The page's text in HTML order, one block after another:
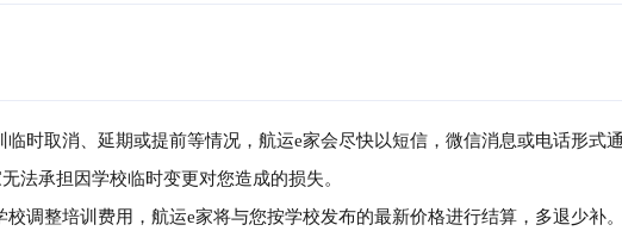
时取消、延期或提前等情况，航运e家会尽快以短信，微信消息或电话形式
法承担因学校临时变更对您造成的损失。
调整培训费用，航运e家将与您按学校发布的最新价格进行结算，多退少补。